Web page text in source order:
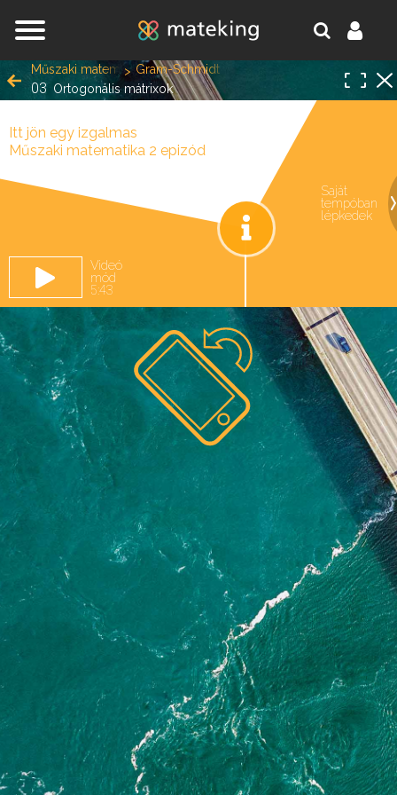
Műszaki matematika 2Gram-Schmidt ortogonalizáció, LU és QR
Ortogonális mátrixok
03
Itt jön egy izgalmas
Műszaki matematika 2 epizód
Videó
mód
5:43
Saját
tempóban
lépkedek